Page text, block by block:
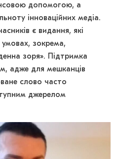
допомогою, а
інноваційних медіа.
є видання, які
зокрема,
зоря». Підтримка
адже для мешканців
слово часто
джерелом